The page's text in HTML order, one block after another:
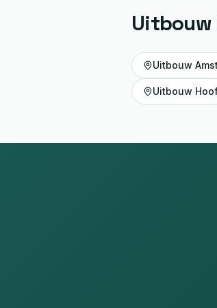
Uitbouw
Uitbouw
Uitbouw